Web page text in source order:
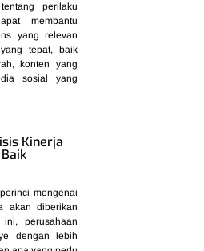
perilaku
membantu
yang relevan
tepat, baik
konten yang
sosial yang
Kinerja
mengenai
akan diberikan
perusahaan
dengan lebih